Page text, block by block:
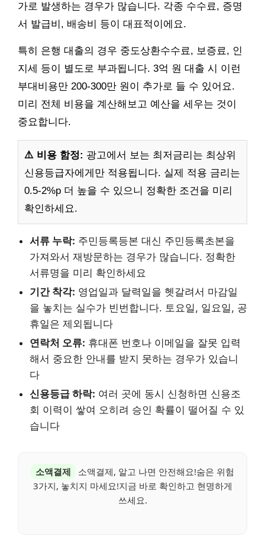
가로 발생하는 경우가 많습니다. 각종 수수료, 증명
서 발급비, 배송비 등이 대표적이에요.
특히 은행 대출의 경우 중도상환수수료, 보증료, 인
지세 등이 별도로 부과됩니다. 3억 원 대출 시 이런
부대비용만 200-300만 원이 추가로 들 수 있어요.
미리 전체 비용을 계산해보고 예산을 세우는 것이
중요합니다.
⚠️ 비용 함정: 광고에서 보는 최저금리는 최상위
신용등급자에게만 적용됩니다. 실제 적용 금리는
0.5-2%p 더 높을 수 있으니 정확한 조건을 미리
확인하세요.
서류 누락: 주민등록등본 대신 주민등록초본을
가져와서 재방문하는 경우가 많습니다. 정확한
서류명을 미리 확인하세요
기간 착각: 영업일과 달력일을 헷갈려서 마감일
을 놓치는 실수가 빈번합니다. 토요일, 일요일, 공
휴일은 제외됩니다
연락처 오류: 휴대폰 번호나 이메일을 잘못 입력
해서 중요한 안내를 받지 못하는 경우가 있습니
다
신용등급 하락: 여러 곳에 동시 신청하면 신용조
회 이력이 쌓여 오히려 승인 확률이 떨어질 수 있
습니다
소액결제
소액결제, 알고 나면 안전해요!숨은 위험
3가지, 놓치지 마세요!지금 바로 확인하고 현명하게
쓰세요.